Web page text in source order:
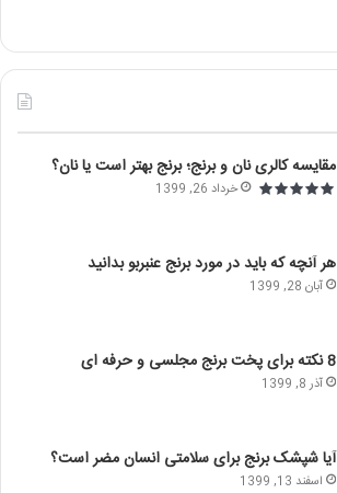
مقایسه کالری نان و برنج؛ برنج بهتر است یا نان؟
خرداد 26, 1399
هر آنچه که باید در مورد برنج عنبربو بدانید
آبان 28, 1399
8 نکته برای پخت برنج مجلسی و حرفه ای
آذر 8, 1399
آیا شپشک برنج برای سلامتی انسان مضر است؟
اسفند 13, 1399